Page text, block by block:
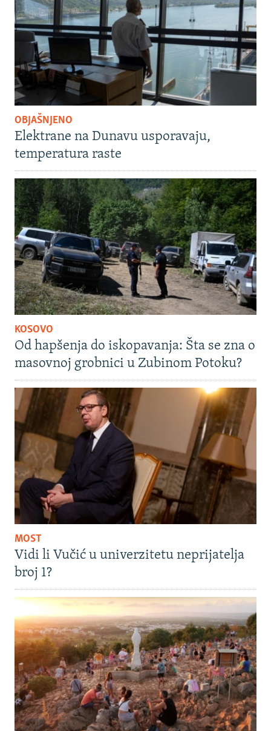
OBJAŠNJENO
Elektrane na Dunavu usporavaju,
temperatura raste
KOSOVO
Od hapšenja do iskopavanja: Šta se zna o
masovnoj grobnici u Zubinom Potoku?
MOST
Vidi li Vučić u univerzitetu neprijatelja
broj 1?